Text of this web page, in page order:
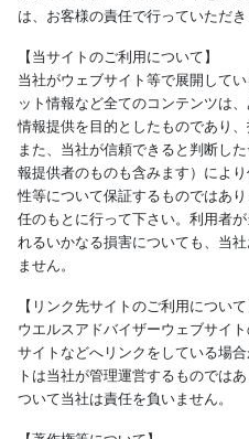
は、お客様の責任で行っていただき
【当サイトのご利用について】
当社がウェブサイト等で展開して
ット情報など全てのコンテンツは
情報提供を目的としたものであり
また、当社が信頼できると判断し
報提供者のものも含みます）によ
性等について保証するものではあ
任のもとに行って下さい。利用者
れるいかなる損害についても、当
ません。
【リンク先サイトのご利用について
ウエルスアドバイザーウェブサイ
サイトなどへリンクをしている場
トは当社が管理運営するものでは
ついて当社は責任を負いません。